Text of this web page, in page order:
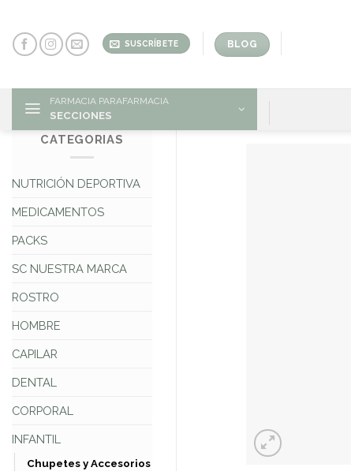
content
SUSCRÍBETE BLOG
FARMACIA PARAFARMACIA
SECCIONES
CATEGORIAS
NUTRICIÓN DEPORTIVA
MEDICAMENTOS
PACKS
SC NUESTRA MARCA
ROSTRO
HOMBRE
CAPILAR
DENTAL
CORPORAL
INFANTIL
Chupetes y Accesorios